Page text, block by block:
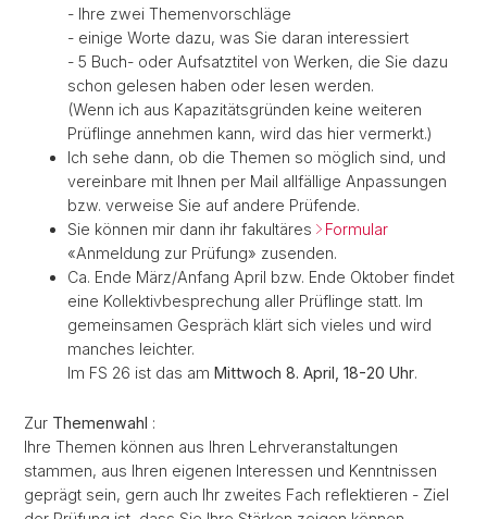
- Ihre zwei Themenvorschläge
- einige Worte dazu, was Sie daran interessiert
- 5 Buch- oder Aufsatztitel von Werken, die Sie dazu
schon gelesen haben oder lesen werden.
(Wenn ich aus Kapazitätsgründen keine weiteren
Prüflinge annehmen kann, wird das hier vermerkt.)
Ich sehe dann, ob die Themen so möglich sind, und
vereinbare mit Ihnen per Mail allfällige Anpassungen
bzw. verweise Sie auf andere Prüfende.
Sie können mir dann ihr fakultäres
Formular
«Anmeldung zur Prüfung» zusenden.
Ca. Ende März/Anfang April bzw. Ende Oktober findet
eine Kollektivbesprechung aller Prüflinge statt. Im
gemeinsamen Gespräch klärt sich vieles und wird
manches leichter.
Im FS 26 ist das am Mittwoch 8. April, 18-20 Uhr.
Zur Themenwahl :
Ihre Themen können aus Ihren Lehrveranstaltungen
stammen, aus Ihren eigenen Interessen und Kenntnissen
geprägt sein, gern auch Ihr zweites Fach reflektieren - Ziel